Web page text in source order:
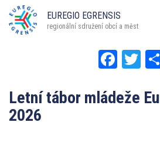
Přejít
hlavnímu
EUREGIO EGRENSIS
regionální sdružení obcí a měst
Letní tábor mládeže
2026